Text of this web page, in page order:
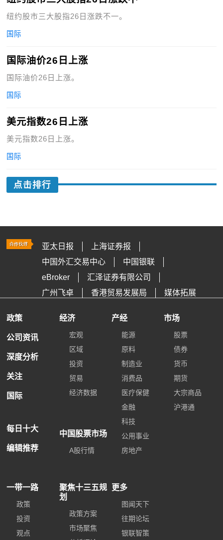
纽约股市三大股指26日涨跌不一。
国际
国际油价26日上涨
国际油价26日上涨。
国际
美元指数26日上涨
美元指数26日上涨。
国际
点击排行
亚太日报
上海证券报
中国外汇交易中心
中国银联
eBroker
汇泽证券有限公司
广州飞卓
香港贸易发展局 媒体拓展
政策
公司资讯
深度分析
关注
国际
每日十大
编辑推荐
经济
宏观
区域
投资
贸易
经济数据
中国股票市场
A股行情
产经
能源
原料
制造业
消费品
医疗保健
金融
科技
公用事业
房地产
市场
股票
债券
货币
期货
大宗商品
沪港通
一带一路
政策
投资
观点
聚焦十三五规
划
政策方案
市场聚焦
更多
图闻天下
往期论坛
银联智策